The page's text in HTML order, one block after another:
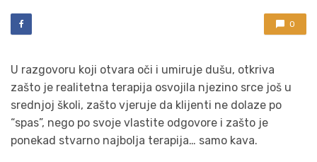
0
U razgovoru koji otvara oči i umiruje dušu, otkriva
zašto je realitetna terapija osvojila njezino srce još u
srednjoj školi, zašto vjeruje da klijenti ne dolaze po
“spas”, nego po svoje vlastite odgovore i zašto je
ponekad stvarno najbolja terapija… samo kava.